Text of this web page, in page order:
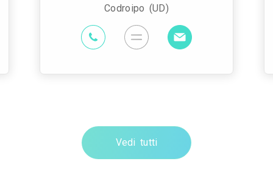
Codroipo (UD)
Vedi tutti